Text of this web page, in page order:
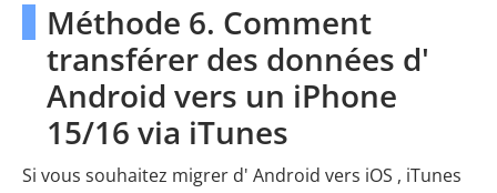
Méthode 6. Comment
transférer des données d'
Android vers un iPhone
15/16 via iTunes
Si vous souhaitez migrer d' Android vers iOS , iTunes